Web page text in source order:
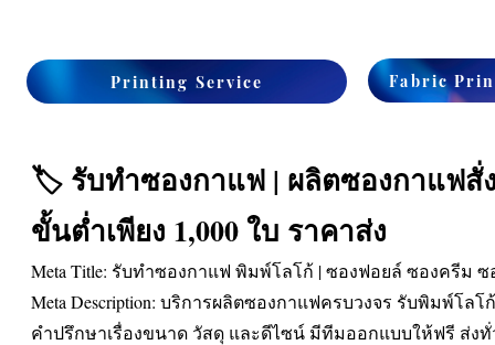
Printing Service Fabric
🏷️ รับทำซองกาแฟ | ผลิตซองกาแฟสั่
ขั้นต่ำเพียง 1,000 ใบ ราคาส่ง
Meta Title: รับทำซองกาแฟ พิมพ์โลโก้ | ซองฟอยล์ ซองครีม
Meta Description: บริการผลิตซองกาแฟครบวงจร รับพิมพ์โลโ
คำปรึกษาเรื่องขนาด วัสดุ และดีไซน์ มีทีมออกแบบให้ฟรี ส่งทั่